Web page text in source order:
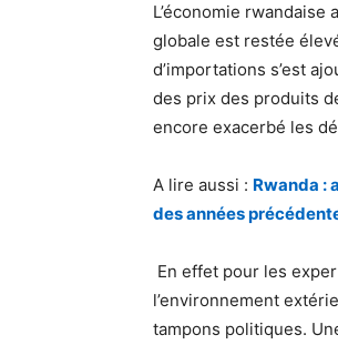
L’économie
globale est restée
d’importations s’est
des prix des produits
encore exacerbé les
A lire aussi : Rwanda :
des années
En effet pour les
l’environnement
tampons politiques.